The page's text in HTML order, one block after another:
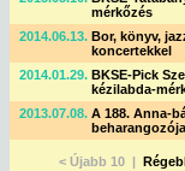
mérkőzés
2014.06.13. Bor, könyv,
koncertekkel
2014.01.29. BKSE-Pick
kézilabda-
2013.07.08. A 188. Anna-
beharangozója
< Újabb 10 |